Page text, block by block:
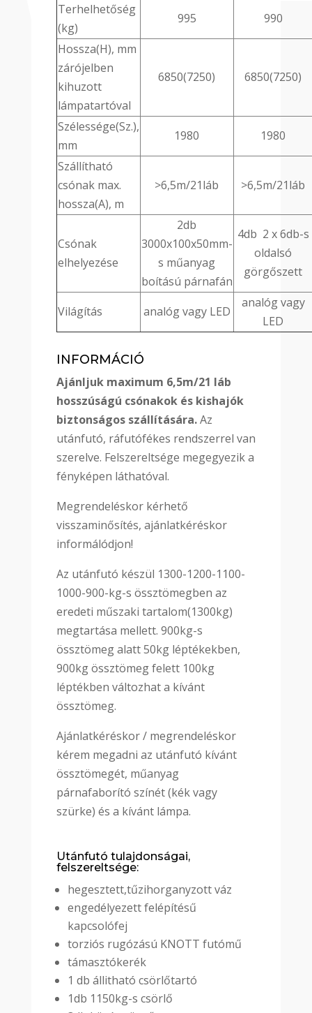
Terhelhetőség
(kg)
995
990
Hossza(H), mm
zárójelben
kihuzott
lámpatartóval
6850(7250) 6850(7250)
Szélessége(Sz.),
mm
1980
1980
Szállítható
csónak max.
hossza(A), m
>6,5m/21láb >6,5m/21láb
Csónak
elhelyezése
2db
3000x100x50mm-
s műanyag
boítású párnafán
4db 2 x 6db-s
oldalsó
görgőszett
Világítás analóg vagy LED
analóg vagy
LED
INFORMÁCIÓ
Ajánljuk maximum 6,5m/21 láb
hosszúságú csónakok és kishajók
biztonságos szállítására.Az
utánfutó, ráfutófékes rendszerrel van
szerelve. Felszereltsége megegyezik a
fényképen láthatóval.
Megrendeléskor kérhető
visszaminősítés, ajánlatkéréskor
informálódjon!
Az utánfutó készül 1300-1200-1100-
1000-900-kg-s össztömegben az
eredeti műszaki tartalom(1300kg)
megtartása mellett. 900kg-s
össztömeg alatt 50kg léptékekben,
900kg össztömeg felett 100kg
léptékben változhat a kívánt
össztömeg.
Ajánlatkéréskor / megrendeléskor
kérem megadni az utánfutó kívánt
össztömegét, műanyag
párnafaborító színét (kék vagy
szürke) és a kívánt lámpa.
Utánfutó tulajdonságai,
felszereltsége:
hegesztett,tűzihorganyzott váz
engedélyezett felépítésű
kapcsolófej
torziós rugózású KNOTT futómű
támasztókerék
1 db állitható csörlőtartó
1db 1150kg-s csörlő